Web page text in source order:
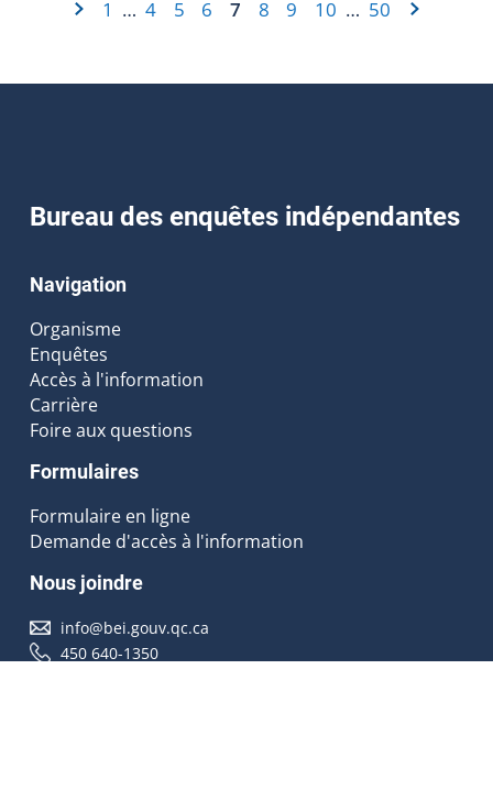
1 … 4 5 6 7 8 9 10 … 50
Bureau des enquêtes indépendantes
Navigation
Organisme
Enquêtes
Accès à l'information
Carrière
Foire aux questions
Formulaires
Formulaire en ligne
Demande d'accès à l'information
Nous joindre
info@bei.gouv.qc.ca
450 640-1350